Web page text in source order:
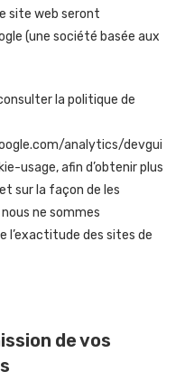
site web seront
(une société basée aux
la politique de
analytics/devgui
usage, afin d’obtenir plus
sur la façon de les
ne sommes
l’exactitude des sites de
de vos